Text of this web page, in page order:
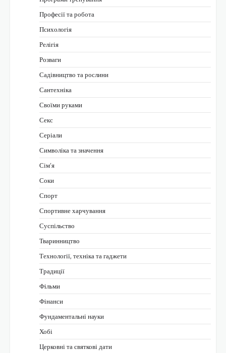
Професії та робота
Психологія
Релігія
Розваги
Садівництво та рослини
Сантехніка
Своїми руками
Секс
Серіали
Символіка та значення
Сім’я
Соки
Спорт
Спортивне харчування
Суспільство
Тваринництво
Технології, техніка та гаджети
Традиції
Фільми
Фінанси
Фундаментальні науки
Хобі
Церковні та святкові дати